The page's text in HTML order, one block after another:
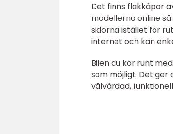
Det finns flakkåpor
modellerna online
sidorna istället för
internet och kan
Bilen du kör runt
som möjligt. Det
välvårdad,